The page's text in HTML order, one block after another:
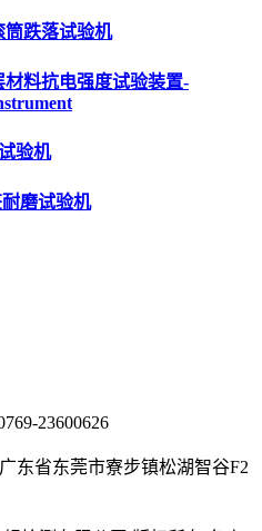
筒跌落试验机
材料抗电强度试验装置-
验机
耐磨试验机
23600626
东省东莞市寮步镇松湖智谷F2